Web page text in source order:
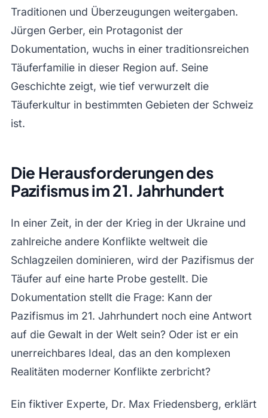
Traditionen und Überzeugungen weitergaben.
Jürgen Gerber, ein Protagonist der
Dokumentation, wuchs in einer traditionsreichen
Täuferfamilie in dieser Region auf. Seine
Geschichte zeigt, wie tief verwurzelt die
Täuferkultur in bestimmten Gebieten der Schweiz
ist.
Die Herausforderungen des
Pazifismus im 21. Jahrhundert
In einer Zeit, in der der Krieg in der Ukraine und
zahlreiche andere Konflikte weltweit die
Schlagzeilen dominieren, wird der Pazifismus der
Täufer auf eine harte Probe gestellt. Die
Dokumentation stellt die Frage: Kann der
Pazifismus im 21. Jahrhundert noch eine Antwort
auf die Gewalt in der Welt sein? Oder ist er ein
unerreichbares Ideal, das an den komplexen
Realitäten moderner Konflikte zerbricht?
Ein fiktiver Experte, Dr. Max Friedensberg, erklärt